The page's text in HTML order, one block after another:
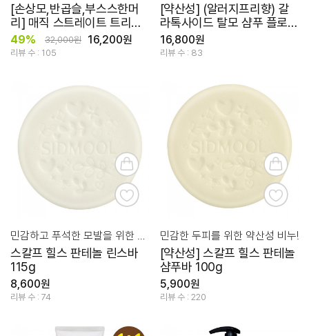
[손상모,반곱슬,부스스한머
리] 매직 스트레이트 트리트
먼트 크림 헤어 미스트
200ml
49% 32,000원 16,200원
리뷰 수 : 105
[약산성] (알러지프리향) 갈
라톡사이드 탈모 샴푸 플로럴
400ml
16,800원
리뷰 수 : 83
스칼프 힐스 판테놀 린스바
115g
8,600원
리뷰 수 : 74
민감한 두피를 위한 약산성 비누!
[약산성] 스칼프 힐스 판테놀
샴푸바 100g
5,900원
리뷰 수 : 220